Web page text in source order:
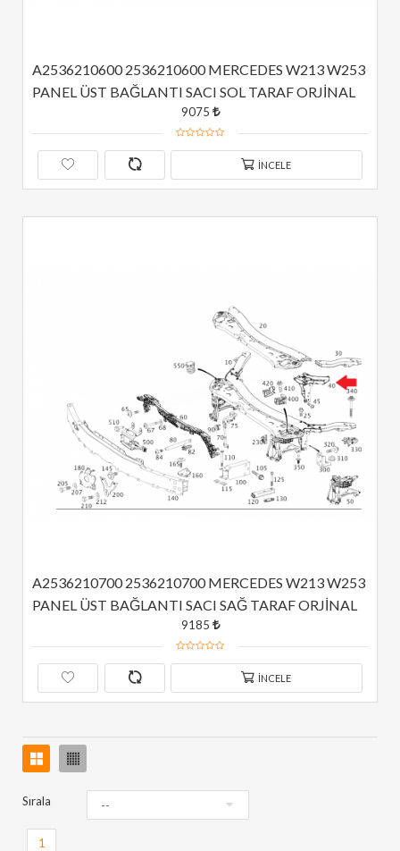
A2536210600 2536210600 MERCEDES W213 W253
PANEL ÜST BAĞLANTI SACI SOL TARAF ORJİNAL
9075
İNCELE
A2536210700 2536210700 MERCEDES W213 W253
PANEL ÜST BAĞLANTI SACI SAĞ TARAF ORJİNAL
9185
İNCELE
Sırala
1